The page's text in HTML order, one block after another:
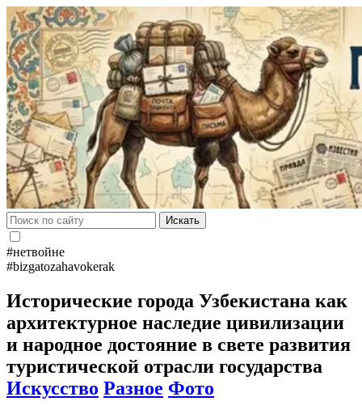
Искать
#нетвойне
#bizgatozahavokerak
Исторические города Узбекистана как
архитектурное наследие цивилизации
и народное достояние в свете развития
туристической отрасли государства
Искусство Разное Фото